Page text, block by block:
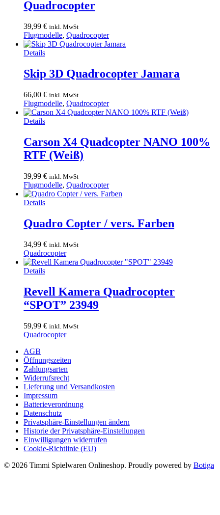
Quadrocopter
39,99 € inkl. MwSt
Flugmodelle, Quadrocopter
Details
Skip 3D Quadrocopter Jamara
66,00 € inkl. MwSt
Flugmodelle, Quadrocopter
Details
Carson X4 Quadcopter NANO 100%
RTF (Weiß)
39,99 € inkl. MwSt
Flugmodelle, Quadrocopter
DetailsDieses
weist
mehrere
auf.
Die
Optionen
können
der
Produktseite
gewählt
Quadro Copter / vers. Farben
34,99 € inkl. MwSt
Quadrocopter
Details
Revell Kamera Quadrocopter
“SPOT” 23949
59,99 € inkl. MwSt
Quadrocopter
AGB
Öffnungszeiten
Zahlungsarten
Widerrufsrecht
Lieferung und Versandkosten
Impressum
Batterieverordnung
Datenschutz
Privatsphäre-Einstellungen ändern
Historie der Privatsphäre-Einstellungen
Einwilligungen widerrufen
Cookie-Richtlinie (EU)
© 2026 Timmi Spielwaren Onlineshop. Proudly powered by Botiga